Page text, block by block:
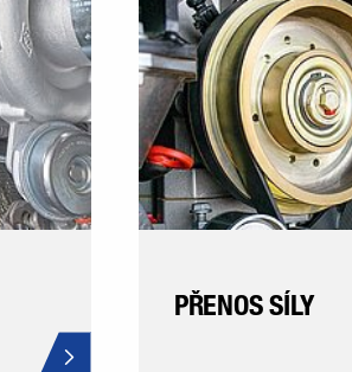
PŘENOS SÍLY